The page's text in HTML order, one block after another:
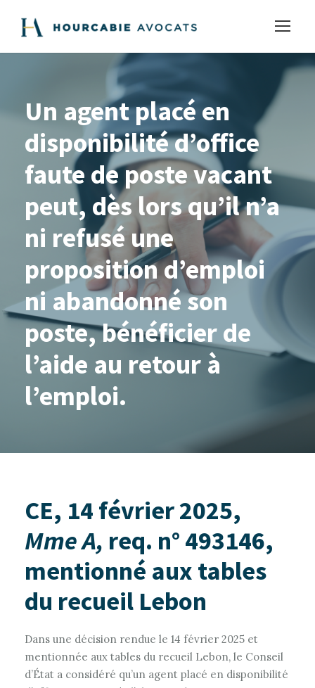
Un agent placé en
disponibilité d’office
faute de poste vacant
peut, dès lors qu’il n’a
ni refusé une
proposition d’emploi
ni abandonné son
poste, bénéficier de
l’aide au retour à
l’emploi.
CE, 14 février 2025,
Mme A, req. n° 493146,
mentionné aux tables
du recueil Lebon
Dans une décision rendue le 14 février 2025 et
mentionnée aux tables du recueil Lebon, le Conseil
d’État a considéré qu’un agent placé en disponibilité